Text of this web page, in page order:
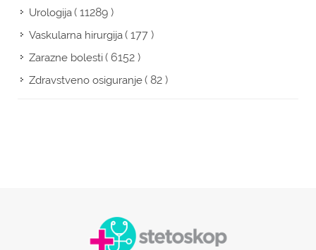
Urologija( 11289 )
Vaskularna hirurgija( 177 )
Zarazne bolesti( 6152 )
Zdravstveno osiguranje( 82 )